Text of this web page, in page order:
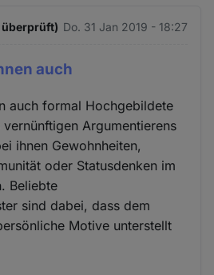
überprüft) Do. 31 Jan 2019 - 18:27
auch
auch formal Hochgebildete
Argumentierens
ihnen Gewohnheiten,
oder Statusdenken im
Beliebte
sind dabei, dass dem
Motive unterstellt